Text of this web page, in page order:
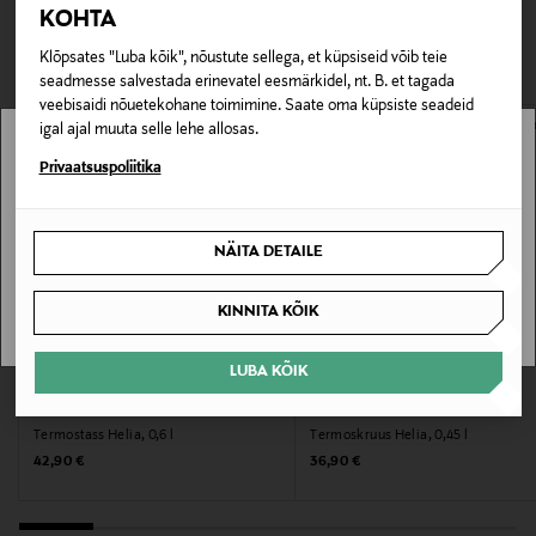
KOHTA
Klõpsates "Luba kõik", nõustute sellega, et küpsiseid võib teie
seadmesse salvestada erinevatel eesmärkidel, nt. B. et tagada
veebisaidi nõuetekohane toimimine. Saate oma küpsiste seadeid
igal ajal muuta selle lehe allosas.
Privaatsuspoliitika
NÄITA DETAILE
KINNITA KÕIK
LUBA KÕIK
Tootenumber
173357284
Materjal
Roostevaba teras
Värv
WHITE
Suurus
0,00 € – 4,90 €
VAATASID KA
Termostass Helia, 0,6 l
Original Price
42,90 €
Termoskruus Helia, 0,45 l
Original Price
36,90 €
Stockmann pole Sinu riigis saadaval.
SAAN ARU